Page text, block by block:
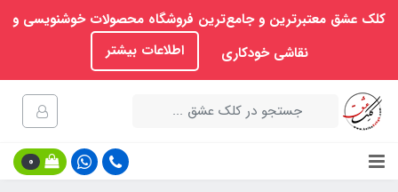
کلک عشق معتبرترین و جامع‌ترین فروشگاه محصولات خوشنویسی و
نقاشی خودکاری
اطلاعات بیشتر
0